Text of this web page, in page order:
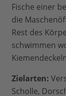
Fische einer
die
Rest des
schwimmen
Zielarten:
Scholle,